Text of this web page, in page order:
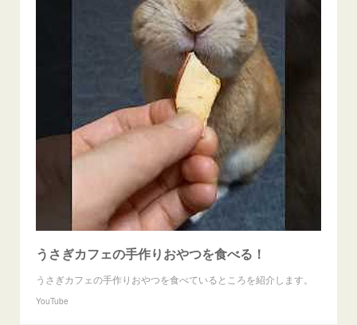
うさぎカフェの手作りおやつを食べる！
うさぎカフェの手作りおやつを食べているところを紹介します。
YouTube